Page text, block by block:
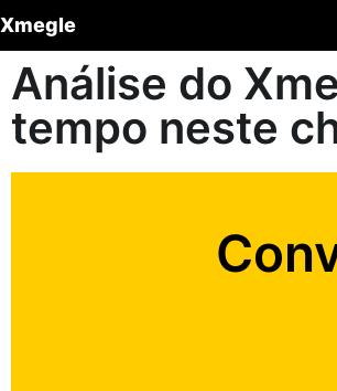
Xmegle
Análise do
tempo neste